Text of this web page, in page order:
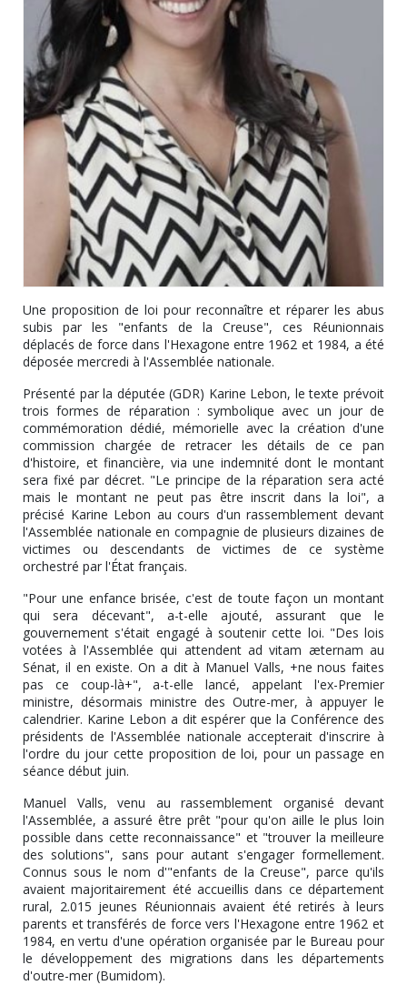
Une proposition de loi pour reconnaître et réparer les abus
subis par les "enfants de la Creuse", ces Réunionnais
déplacés de force dans l'Hexagone entre 1962 et 1984, a été
déposée mercredi à l'Assemblée nationale.
Présenté par la députée (GDR) Karine Lebon, le texte prévoit
trois formes de réparation : symbolique avec un jour de
commémoration dédié, mémorielle avec la création d'une
commission chargée de retracer les détails de ce pan
d'histoire, et financière, via une indemnité dont le montant
sera fixé par décret. "Le principe de la réparation sera acté
mais le montant ne peut pas être inscrit dans la loi", a
précisé Karine Lebon au cours d'un rassemblement devant
l'Assemblée nationale en compagnie de plusieurs dizaines de
victimes ou descendants de victimes de ce système
orchestré par l'État français.
"Pour une enfance brisée, c'est de toute façon un montant
qui sera décevant", a-t-elle ajouté, assurant que le
gouvernement s'était engagé à soutenir cette loi. "Des lois
votées à l'Assemblée qui attendent ad vitam æternam au
Sénat, il en existe. On a dit à Manuel Valls, +ne nous faites
pas ce coup-là+", a-t-elle lancé, appelant l'ex-Premier
ministre, désormais ministre des Outre-mer, à appuyer le
calendrier. Karine Lebon a dit espérer que la Conférence des
présidents de l'Assemblée nationale accepterait d'inscrire à
l'ordre du jour cette proposition de loi, pour un passage en
séance début juin.
Manuel Valls, venu au rassemblement organisé devant
l'Assemblée, a assuré être prêt "pour qu'on aille le plus loin
possible dans cette reconnaissance" et "trouver la meilleure
des solutions", sans pour autant s'engager formellement.
Connus sous le nom d'"enfants de la Creuse", parce qu'ils
avaient majoritairement été accueillis dans ce département
rural, 2.015 jeunes Réunionnais avaient été retirés à leurs
parents et transférés de force vers l'Hexagone entre 1962 et
1984, en vertu d'une opération organisée par le Bureau pour
le développement des migrations dans les départements
d'outre-mer (Bumidom).